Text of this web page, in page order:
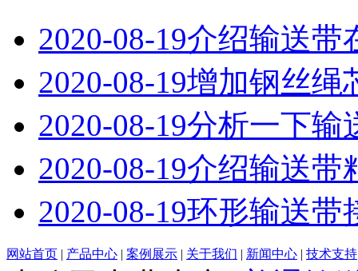
2020-08-19介绍输送带
2020-08-19增加钢丝绳
2020-08-19分析一下输
2020-08-19介绍输送带
2020-08-19环形输送带
网站首页 | 产品中心 | 案例展示 | 关于我们 | 新闻中心 | 技术支持